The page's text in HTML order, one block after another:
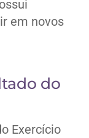
em novos
do
Exercício